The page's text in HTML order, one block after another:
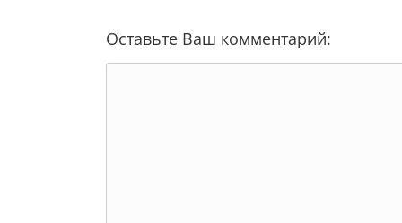
Оставьте Ваш комментарий: